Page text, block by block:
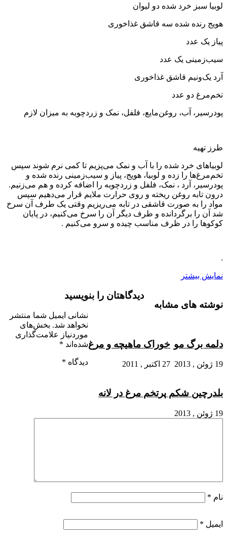
لوبیا سبز خرد شده دو لیوان
هویج رنده شده سه قاشق غذاخوری
پیاز یک عدد
سیب‌زمینی یک عدد
آرد یک‌ونیم قاشق غذاخوری
تخم‌مرغ دو عدد
پودرسیر، آب، روغن‌مایع، فلفل، نمک و زردچوبه به میزان لازم
طرز تهیه
لوبیاهای خرد شده را با‌ آب و نمک می‌پزیم تا کمی نرم شوند سپس
تخم‌مرغ‌ها را زده و لوبیا، هویج، پیاز و سیب‌زمینی رنده شده و
پودرسیر، آرد ، نمک، فلفل و زردچوبه را اضافه کرده و هم می‌زنیم.
درون تابه روغن ریخته و روی حرارت ملایم قرار می‌دهیم سپس
مواد را به صورت قاشقی در تابه می‌ریزیم وقتی یک طرف آن سرخ
شد آن را برگردانده و طرف دیگر آن را سرخ می‌کنیم، در پایان
کوکوها را در ظرف مناسب چیده و سرو می‌کنیم .
.
نمایش بیشتر
نوشته های مشابه
دلمه برگ مو
19 ژوئن , 2013
خوراک ماهیچه و مرغ
27 اکتبر , 2011
بلدرچین شکم پر
19 ژوئن , 2013
تخم مرغ در لانه
دیدگاهتان را بنویسید
نشانی ایمیل شما منتشر
نخواهد شد. بخش‌های
موردنیاز علامت‌گذاری
شده‌اند *
دیدگاه *
نام *
ایمیل *